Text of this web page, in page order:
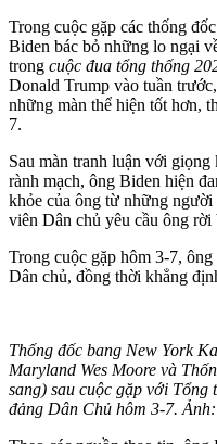
Trong cuộc gặp các thống
Biden bác bỏ những lo ngại
trong cuộc đua tổng thống
Donald Trump vào tuần
những màn thể hiện tốt hơn,
7.
Sau màn tranh luận với
rành mạch, ông Biden hiện
khỏe của ông từ những
viên Dân chủ yêu cầu ông
Trong cuộc gặp hôm 3-7,
Dân chủ, đồng thời khẳng
Thống đốc bang New York
Maryland Wes Moore và
sang) sau cuộc gặp với Tổng
đảng Dân Chủ hôm 3-7.